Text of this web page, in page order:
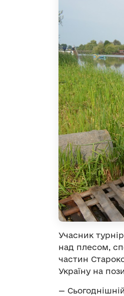
Учасник
над плесом,
частин
Україну на
—